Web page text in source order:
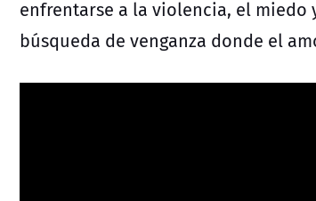
enfrentarse a la violencia, el
búsqueda de venganza donde el